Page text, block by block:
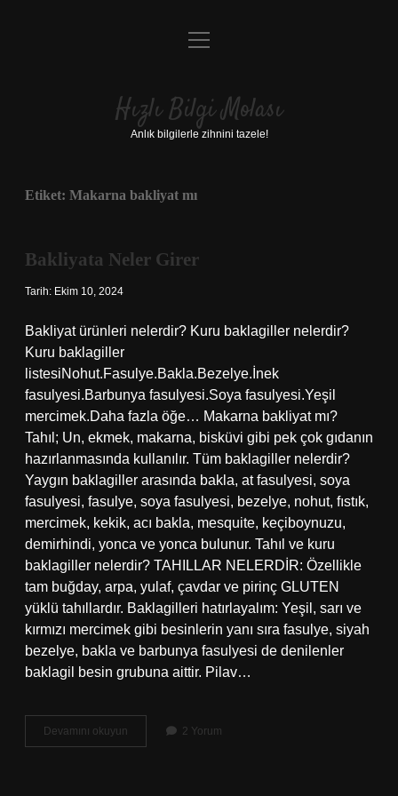
Anasayfa
Yasal Uyarı
menüyü
Hızlı Bilgi Molası
Anlık bilgilerle zihnini tazele!
Etiket: Makarna bakliyat mı
Bakliyata Neler Girer
Tarih: Ekim 10, 2024
Bakliyat ürünleri nelerdir? Kuru baklagiller nelerdir?
Kuru baklagiller
listesiNohut.Fasulye.Bakla.Bezelye.İnek
fasulyesi.Barbunya fasulyesi.Soya fasulyesi.Yeşil
mercimek.Daha fazla öğe… Makarna bakliyat mı?
Tahıl; Un, ekmek, makarna, bisküvi gibi pek çok gıdanın
hazırlanmasında kullanılır. Tüm baklagiller nelerdir?
Yaygın baklagiller arasında bakla, at fasulyesi, soya
fasulyesi, fasulye, soya fasulyesi, bezelye, nohut, fıstık,
mercimek, kekik, acı bakla, mesquite, keçiboynuzu,
demirhindi, yonca ve yonca bulunur. Tahıl ve kuru
baklagiller nelerdir? TAHILLAR NELERDİR: Özellikle
tam buğday, arpa, yulaf, çavdar ve pirinç GLUTEN
yüklü tahıllardır. Baklagilleri hatırlayalım: Yeşil, sarı ve
kırmızı mercimek gibi besinlerin yanı sıra fasulye, siyah
bezelye, bakla ve barbunya fasulyesi de denilenler
baklagil besin grubuna aittir. Pilav…
Devamını okuyun Bakliyata
Neler
2 Yorum